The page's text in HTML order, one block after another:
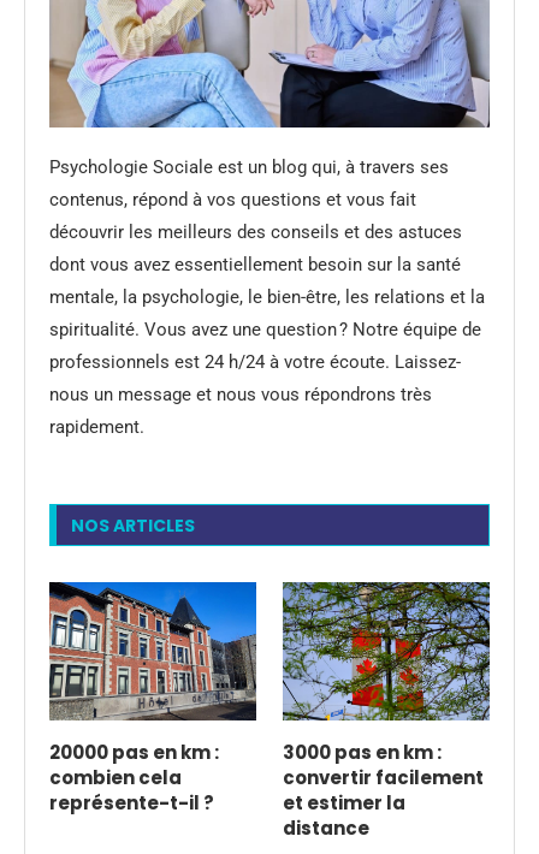
Psychologie Sociale est un blog qui, à travers ses
contenus, répond à vos questions et vous fait
découvrir les meilleurs des conseils et des astuces
dont vous avez essentiellement besoin sur la santé
mentale, la psychologie, le bien-être, les relations et la
spiritualité. Vous avez une question ? Notre équipe de
professionnels est 24 h/24 à votre écoute. Laissez-
nous un message et nous vous répondrons très
rapidement.
NOS ARTICLES
20000 pas en km :
combien cela
représente-t-il ?
3000 pas en km :
convertir facilement
et estimer la
distance